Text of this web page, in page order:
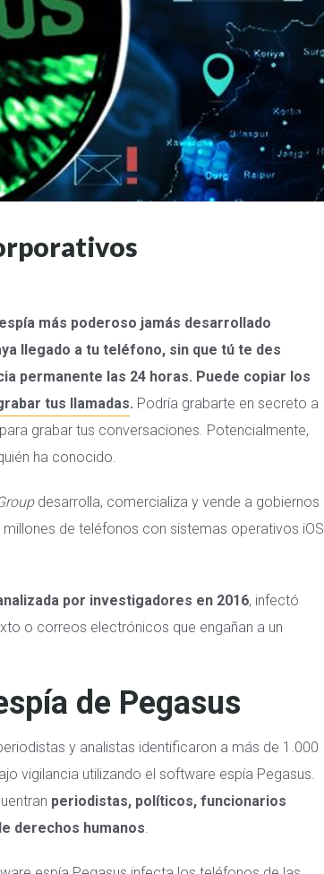
más poderoso jamás desarrollado
llegado a tu teléfono, sin que tú te des
permanente las 24 horas. Puede copiar los
tus llamadas. Podría grabarte en secreto a
grabar tus conversaciones. Potencialmente,
ha conocido.
desarrolla, comercializa y vende a gobiernos
de teléfonos con sistemas operativos iOS
por investigadores en 2016, infectó
o correos electrónicos que engañan a un
de Pegasus
y analistas identificaron a más de 1.000
vigilancia utilizando el software espía Pegasus.
periodistas, políticos, funcionarios
derechos humanos.